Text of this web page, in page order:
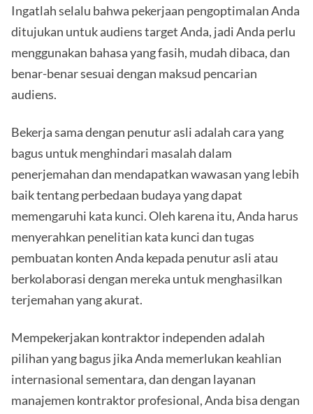
Ingatlah selalu bahwa pekerjaan pengoptimalan Anda
ditujukan untuk audiens target Anda, jadi Anda perlu
menggunakan bahasa yang fasih, mudah dibaca, dan
benar-benar sesuai dengan maksud pencarian
audiens.
Bekerja sama dengan penutur asli adalah cara yang
bagus untuk menghindari masalah dalam
penerjemahan dan mendapatkan wawasan yang lebih
baik tentang perbedaan budaya yang dapat
memengaruhi kata kunci. Oleh karena itu, Anda harus
menyerahkan penelitian kata kunci dan tugas
pembuatan konten Anda kepada penutur asli atau
berkolaborasi dengan mereka untuk menghasilkan
terjemahan yang akurat.
Mempekerjakan kontraktor independen adalah
pilihan yang bagus jika Anda memerlukan keahlian
internasional sementara, dan dengan layanan
manajemen kontraktor profesional, Anda bisa dengan